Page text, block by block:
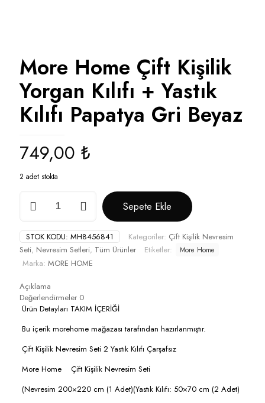
More Home Çift Kişilik
Yorgan Kılıfı + Yastık
Kılıfı Papatya Gri Beyaz
749,00 ₺
2 adet stokta
Home
Kişilik
Yorgan
Kılıfı
+
Kılıfı
Papatya
Gri
adet
Sepete Ekle
STOK KODU: MH8456841 Kategoriler: Çift Kişilik Nevresim
Seti, Nevresim Setleri, Tüm Ürünler Etiketler: More Home
Marka: MORE HOME
Açıklama
Değerlendirmeler 0
Ürün Detayları TAKIM İÇERİĞİ
Bu içerik morehome mağazası tarafından hazırlanmıştır.
Çift Kişilik Nevresim Seti 2 Yastık Kılıfı Çarşafsız
More Home Çift Kişilik Nevresim Seti
(Nevresim 200×220 cm (1 Adet)(Yastık Kılıfı: 50×70 cm (2 Adet)